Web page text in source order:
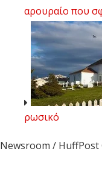
αρουραίο που
ρωσικό
Newsroom / HuffPost